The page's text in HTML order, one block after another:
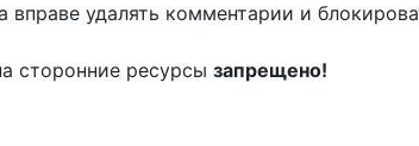
удалять комментарии и
сторонние ресурсы запрещено!